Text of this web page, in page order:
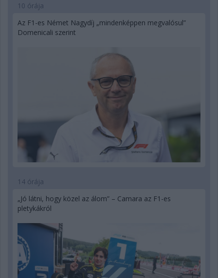
10 órája
Az F1-es Német Nagydíj „mindenképpen megvalósul”
Domenicali szerint
14 órája
„Jó látni, hogy közel az álom” – Camara az F1-es
pletykákról